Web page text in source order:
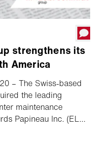
strengthens its
America
– The Swiss-based
the leading
maintenance
Papineau Inc. (ELP).